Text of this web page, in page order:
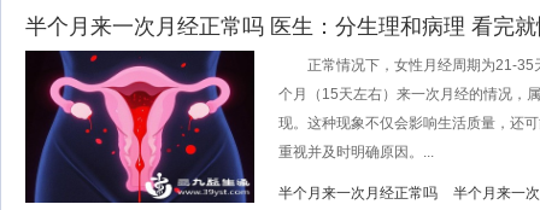
半个月来一次月经正常吗 医生：分生理和病理 看完
正常情况下，女性月经周期为21-35
个月（15天左右）来一次月经的情况，
现。这种现象不仅会影响生活质量，还
重视并及时明确原因。...
半个月来一次月经正常吗 半个月来一